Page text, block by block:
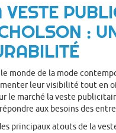
VESTE
:
le monde de la mode
leur visibilité tout en
le marché la veste
aux besoins des
principaux atouts de la